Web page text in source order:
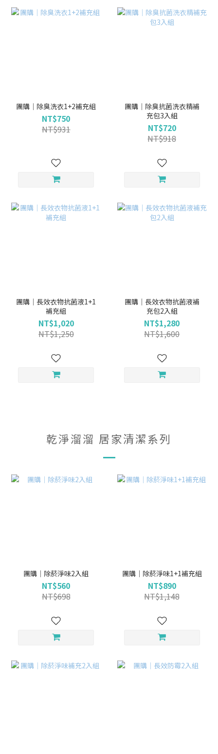
團購｜除臭洗衣1+2補充組
NT$750
NT$931
團購｜除臭抗菌洗衣精補
充包3入組
NT$720
NT$918
團購｜長效衣物抗菌液1+1
補充組
NT$1,020
NT$1,250
團購｜長效衣物抗菌液補
充包2入組
NT$1,280
NT$1,600
乾淨溜溜 居家清潔系列
團購｜除菸淨味2入組
NT$560
NT$698
團購｜除菸淨味1+1補充組
NT$890
NT$1,148